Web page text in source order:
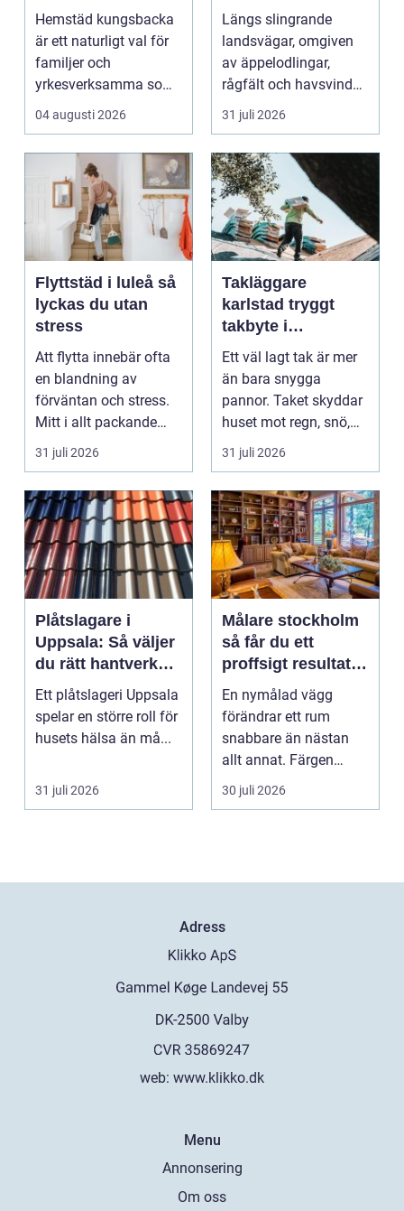
en lugnare vardag
Hemstäd kungsbacka
är ett naturligt val för
familjer och
yrkesverksamma som
vill ha ett rent hem
04 augusti 2026
möter kreativt
hantverk
Längs slingrande
landsvägar, omgiven
av äppelodlingar,
rågfält och havsvindar,
har
blomsterhantverke...
31 juli 2026
Flyttstäd i luleå så
lyckas du utan
stress
Att flytta innebär ofta
en blandning av
förväntan och stress.
Mitt i allt packande
och planerande dy...
31 juli 2026
Takläggare
karlstad tryggt
takbyte i
värmländskt klimat
Ett väl lagt tak är mer
än bara snygga
pannor. Taket skyddar
huset mot regn, snö,
blåst och stark vå...
31 juli 2026
Plåtslagare i
Uppsala: Så väljer
du rätt hantverkare
för tak och fasad
Ett plåtslageri Uppsala
spelar en större roll för
husets hälsa än må...
31 juli 2026
Målare stockholm
så får du ett
proffsigt resultat
hemma
En nymålad vägg
förändrar ett rum
snabbare än nästan
allt annat. Färgen
påverkar hur vi
upplever lju...
30 juli 2026
Adress
web: www.klikko.dk
Menu
Annonsering
Om oss